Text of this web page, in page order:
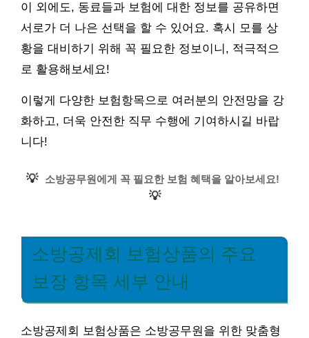
이 외에도, 동료들과 보험에 대한 정보를 공유하면
서로가 더 나은 선택을 할 수 있어요. 혹시 모를 상
황을 대비하기 위해 꼭 필요한 정보이니, 적극적으
로 활용해보세요!
이렇게 다양한 보험항목으로 여러분의 안전망을 강
화하고, 더욱 안전한 직무 수행에 기여하시길 바랍
니다!
💡 소방공무원에게 꼭 필요한 보험 혜택을 알아보세요!
💡
소방공제회 보험상품의 주요
보장 항목 세부 안내
소방공제회 보험상품은 소방공무원을 위한 맞춤형